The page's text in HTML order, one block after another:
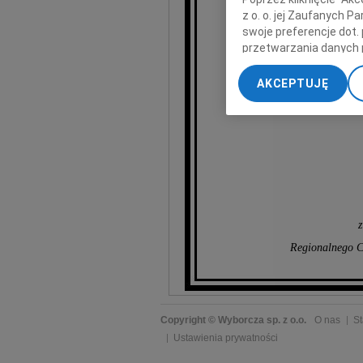
Regionalnego
Copyright © Wyborcza sp. z o.o. O nas
Ustawienia prywatności
z o. o. jej Zaufanych
swoje preferencje dot.
przetwarzania danych
„Ustawienia
My, nasi Zaufani
dokładnych danych
Przechowywanie
treści, badnie
AKCEPTUJĘ